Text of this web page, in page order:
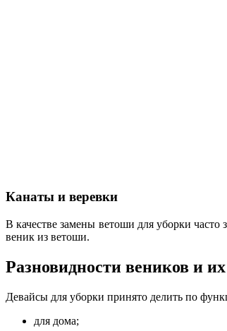
Канаты и веревки
В качестве замены ветоши для уборки часто
веник из ветоши.
Разновидности веников и
Девайсы для уборки принято делить по
для дома;